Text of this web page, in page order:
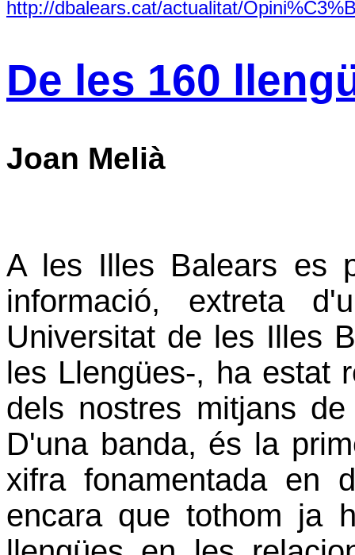
http://dbalears.cat/actualitat/
De les 160
Joan Melià
A les Illes Balears es
informació, extreta
Universitat de les Illes
les Llengües-, ha estat
dels nostres mitjans
D'una banda, és la
xifra fonamentada en
encara que tothom ja